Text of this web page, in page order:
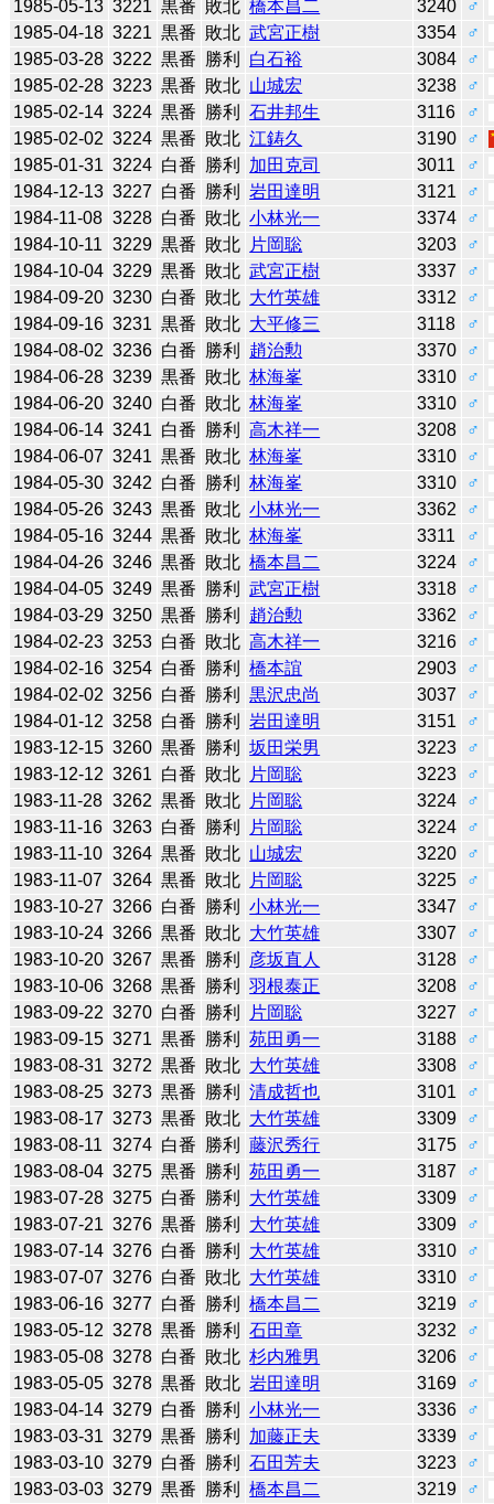
1985-05-13 3221 黒番 敗北 橋本昌二 3240
♂
1985-04-18 3221 黒番 敗北 武宮正樹 3354
♂
1985-03-28 3222 黒番 勝利 白石裕 3084
♂
1985-02-28 3223 黒番 敗北 山城宏 3238
♂
1985-02-14 3224 黒番 勝利 石井邦生 3116
♂
1985-02-02 3224 黒番 敗北 江鋳久 3190
♂
1985-01-31 3224 白番 勝利 加田克司 3011
♂
1984-12-13 3227 白番 勝利 岩田達明 3121
♂
1984-11-08 3228 白番 敗北 小林光一 3374
♂
1984-10-11 3229 黒番 敗北 片岡聡 3203
♂
1984-10-04 3229 黒番 敗北 武宮正樹 3337
♂
1984-09-20 3230 白番 敗北 大竹英雄 3312
♂
1984-09-16 3231 黒番 敗北 大平修三 3118
♂
1984-08-02 3236 白番 勝利 趙治勲 3370
♂
1984-06-28 3239 黒番 敗北 林海峯 3310
♂
1984-06-20 3240 白番 敗北 林海峯 3310
♂
1984-06-14 3241 白番 勝利 高木祥一 3208
♂
1984-06-07 3241 黒番 敗北 林海峯 3310
♂
1984-05-30 3242 白番 勝利 林海峯 3310
♂
1984-05-26 3243 黒番 敗北 小林光一 3362
♂
1984-05-16 3244 黒番 敗北 林海峯 3311
♂
1984-04-26 3246 黒番 敗北 橋本昌二 3224
♂
1984-04-05 3249 黒番 勝利 武宮正樹 3318
♂
1984-03-29 3250 黒番 勝利 趙治勲 3362
♂
1984-02-23 3253 白番 敗北 高木祥一 3216
♂
1984-02-16 3254 白番 勝利 橋本誼 2903
♂
1984-02-02 3256 白番 勝利 黒沢忠尚 3037
♂
1984-01-12 3258 白番 勝利 岩田達明 3151
♂
1983-12-15 3260 黒番 勝利 坂田栄男 3223
♂
1983-12-12 3261 白番 敗北 片岡聡 3223
♂
1983-11-28 3262 黒番 敗北 片岡聡 3224
♂
1983-11-16 3263 白番 勝利 片岡聡 3224
♂
1983-11-10 3264 黒番 敗北 山城宏 3220
♂
1983-11-07 3264 黒番 敗北 片岡聡 3225
♂
1983-10-27 3266 白番 勝利 小林光一 3347
♂
1983-10-24 3266 黒番 敗北 大竹英雄 3307
♂
1983-10-20 3267 黒番 勝利 彦坂直人 3128
♂
1983-10-06 3268 黒番 勝利 羽根泰正 3208
♂
1983-09-22 3270 白番 勝利 片岡聡 3227
♂
1983-09-15 3271 黒番 勝利 苑田勇一 3188
♂
1983-08-31 3272 黒番 敗北 大竹英雄 3308
♂
1983-08-25 3273 黒番 勝利 清成哲也 3101
♂
1983-08-17 3273 黒番 敗北 大竹英雄 3309
♂
1983-08-11 3274 白番 勝利 藤沢秀行 3175
♂
1983-08-04 3275 黒番 勝利 苑田勇一 3187
♂
1983-07-28 3275 白番 勝利 大竹英雄 3309
♂
1983-07-21 3276 黒番 勝利 大竹英雄 3309
♂
1983-07-14 3276 白番 勝利 大竹英雄 3310
♂
1983-07-07 3276 白番 敗北 大竹英雄 3310
♂
1983-06-16 3277 白番 勝利 橋本昌二 3219
♂
1983-05-12 3278 黒番 勝利 石田章 3232
♂
1983-05-08 3278 白番 敗北 杉内雅男 3206
♂
1983-05-05 3278 黒番 敗北 岩田達明 3169
♂
1983-04-14 3279 白番 勝利 小林光一 3336
♂
1983-03-31 3279 黒番 勝利 加藤正夫 3339
♂
1983-03-10 3279 白番 勝利 石田芳夫 3223
♂
1983-03-03 3279 黒番 勝利 橋本昌二 3219
♂